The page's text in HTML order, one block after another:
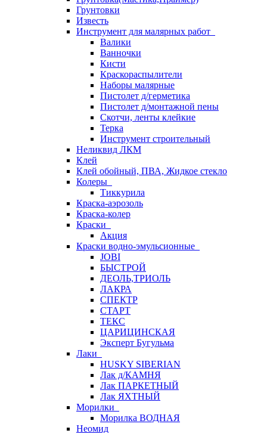
Грунтовки
Известь
Инструмент для малярных работ
Валики
Ванночки
Кисти
Краскораспылители
Наборы малярные
Пистолет д/герметика
Пистолет д/монтажной пены
Скотчи, ленты клейкие
Терка
Инструмент строительный
Неликвид ЛКМ
Клей
Клей обойный, ПВА, Жидкое стекло
Колеры
Тиккурила
Краска-аэрозоль
Краска-колер
Краски
Акция
Краски водно-эмульсионные
JOBI
БЫСТРОЙ
ДЕОЛЬ,ТРИОЛЬ
ЛАКРА
СПЕКТР
СТАРТ
ТЕКС
ЦАРИЦИНСКАЯ
Эксперт Бугульма
Лаки
HUSKY SIBERIAN
Лак д/КАМНЯ
Лак ПАРКЕТНЫЙ
Лак ЯХТНЫЙ
Морилки
Морилка ВОДНАЯ
Неомид